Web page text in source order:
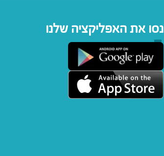
נסו את האפליקציה שלנו